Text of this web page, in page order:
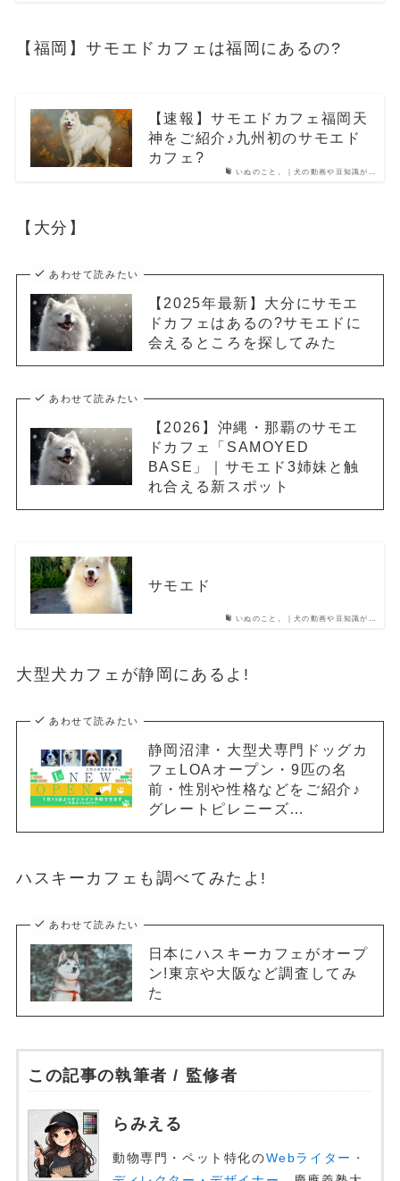
【福岡】サモエドカフェは福岡にあるの?
いぬのこと。｜犬の動画や豆知識が…
【速報】サモエドカフェ福岡天
神をご紹介♪九州初のサモエド
カフェ?
【大分】
あわせて読みたい
【2025年最新】大分にサモエ
ドカフェはあるの?サモエドに
会えるところを探してみた
あわせて読みたい
【2026】沖縄・那覇のサモエ
ドカフェ「SAMOYED
BASE」｜サモエド3姉妹と触
れ合える新スポット
いぬのこと。｜犬の動画や豆知識が…
サモエド
大型犬カフェが静岡にあるよ!
あわせて読みたい
静岡沼津・大型犬専門ドッグカ
フェLOAオープン・9匹の名
前・性別や性格などをご紹介♪
グレートピレニーズ…
ハスキーカフェも調べてみたよ!
あわせて読みたい
日本にハスキーカフェがオープ
ン!東京や大阪など調査してみ
た
この記事の執筆者 / 監修者
らみえる
動物専門・ペット特化のWebライター・